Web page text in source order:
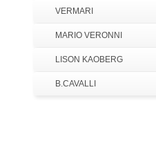
VERMARI
MARIO VERONNI
LISON KAOBERG
B.CAVALLI